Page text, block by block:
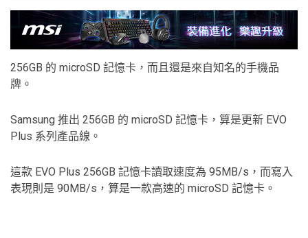
256GB 的 microSD 記憶卡，而且還是來自知名的手機品
牌。
Samsung 推出 256GB 的 microSD 記憶卡，算是更新 EVO
Plus 系列產品線。
這款 EVO Plus 256GB 記憶卡讀取速度為 95MB/s，而寫入
表現則是 90MB/s，算是一款高速的 microSD 記憶卡。